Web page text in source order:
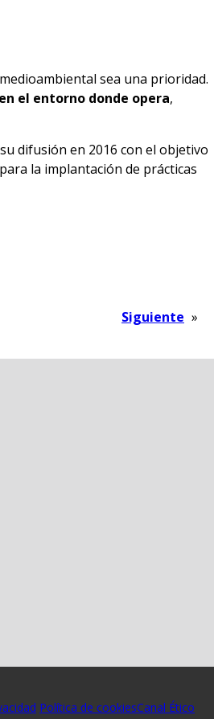
sea una prioridad.
el entorno donde opera,
difusión en 2016 con el objetivo
la implantación de prácticas
Siguiente »
Política de cookiesCanal Ético